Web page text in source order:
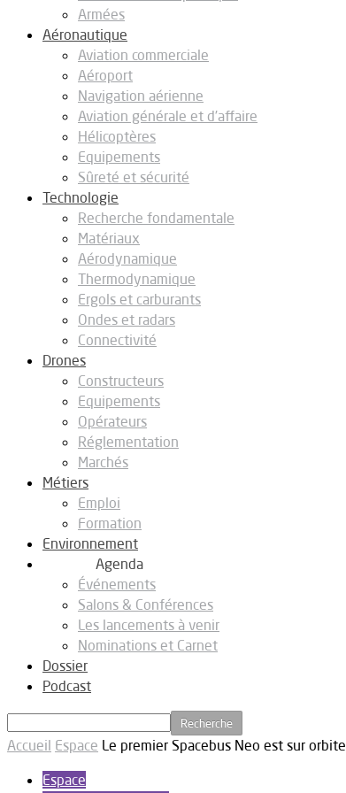
Armées
Aéronautique
Aviation commerciale
Aéroport
Navigation aérienne
Aviation générale et d’affaire
Hélicoptères
Equipements
Sûreté et sécurité
Technologie
Recherche fondamentale
Matériaux
Aérodynamique
Thermodynamique
Ergols et carburants
Ondes et radars
Connectivité
Drones
Constructeurs
Equipements
Opérateurs
Réglementation
Marchés
Métiers
Emploi
Formation
Environnement
Agenda
Événements
Salons & Conférences
Les lancements à venir
Nominations et Carnet
Dossier
Podcast
Accueil Espace Le premier Spacebus Neo est sur orbite
Espace